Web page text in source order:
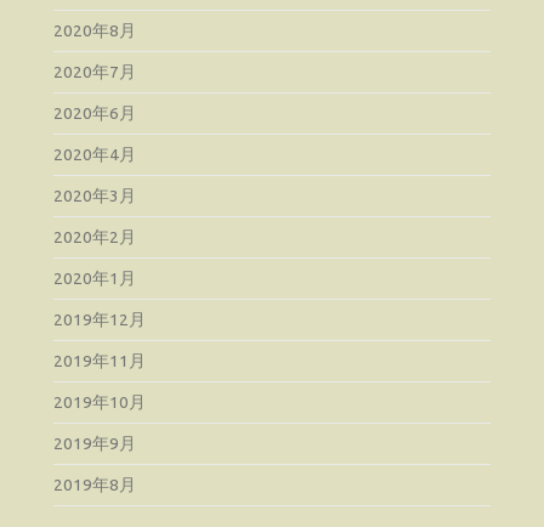
2020年8月
2020年7月
2020年6月
2020年4月
2020年3月
2020年2月
2020年1月
2019年12月
2019年11月
2019年10月
2019年9月
2019年8月